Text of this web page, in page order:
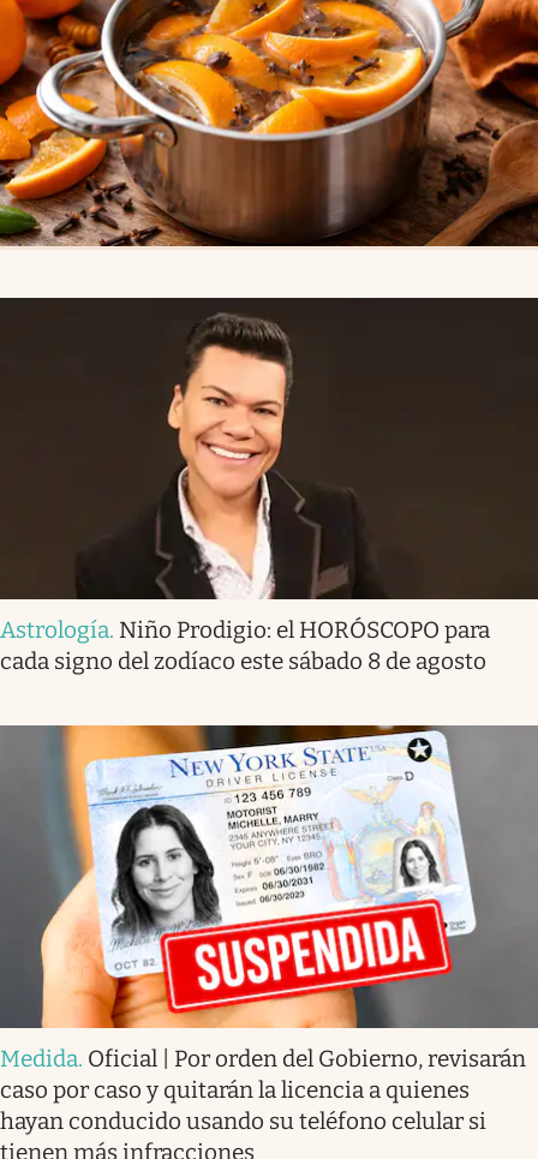
Astrología. Niño Prodigio: el HORÓSCOPO para
cada signo del zodíaco este sábado 8 de agosto
Medida. Oficial | Por orden del Gobierno, revisarán
caso por caso y quitarán la licencia a quienes
hayan conducido usando su teléfono celular si
tienen más infracciones